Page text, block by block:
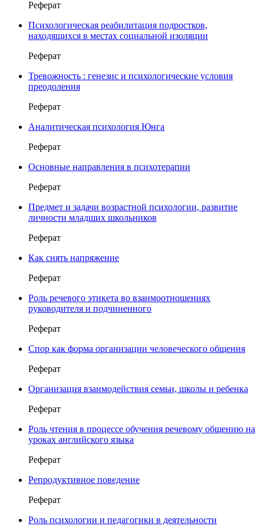
Реферат
Психологическая реабилитация подростков,
находящихся в местах социальной изоляции
Реферат
Тревожность : генезис и психологические условия
преодоления
Реферат
Аналитическая психология Юнга
Реферат
Основные направления в психотерапии
Реферат
Предмет и задачи возрастной психологии, развитие
личности младших школьников
Реферат
Как снять напряжение
Реферат
Роль речевого этикета во взаимоотношениях
руководителя и подчиненного
Реферат
Спор как форма организации человеческого общения
Реферат
Организация взаимодействия семьи, школы и ребенка
Реферат
Роль чтения в процессе обучения речевому общению на
уроках английского языка
Реферат
Репродуктивное поведение
Реферат
Роль психологии и педагогики в деятельности